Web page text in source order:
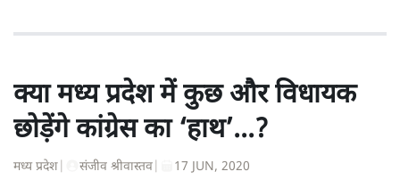
क्या मध्य प्रदेश में कुछ और विधायक
छोड़ेंगे कांग्रेस का ‘हाथ’...?
मध्य प्रदेश संजीव श्रीवास्तव 17 JUN, 2020